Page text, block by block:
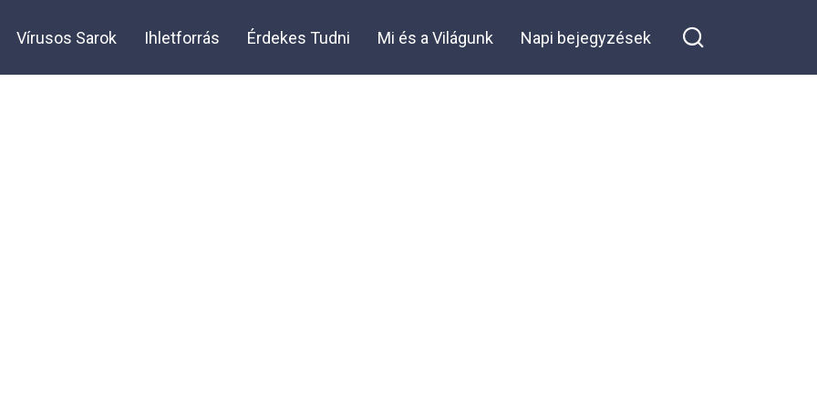
Vírusos Sarok Ihletforrás Érdekes Tudni Mi és a Világunk Napi bejegyzések